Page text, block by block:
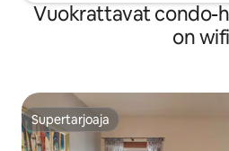
Vuokrattavat condo-
on wifi
Supertarjoaja
Supertarjoaja